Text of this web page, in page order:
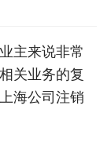
主来说非常
关业务的复
海公司注销